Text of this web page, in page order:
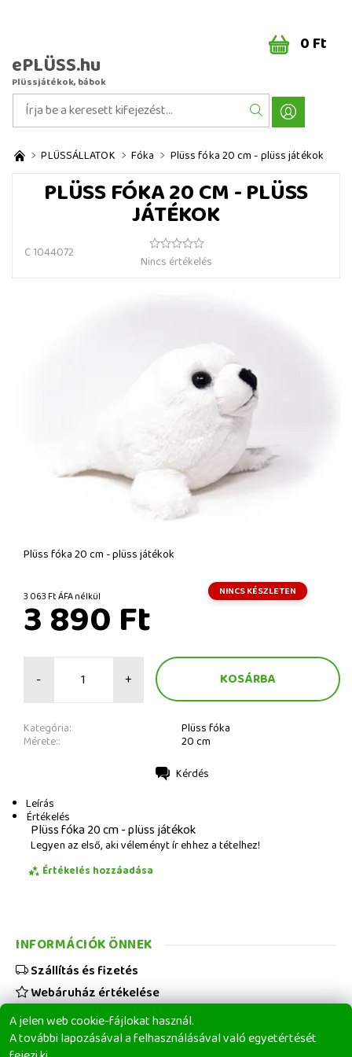
ePLÜSS.hu
Plüssjátékok, bábok
0 Ft
PLÜSSÁLLATOK Fóka Plüss fóka 20 cm - plüss játékok
PLÜSS FÓKA 20 CM - PLÜSS
JÁTÉKOK
C 1044072
Nincs értékelés
Plüss fóka 20 cm - plüss játékok
3 063 Ft ÁFA nélkül NINCS KÉSZLETEN
3 890 Ft
- +
Kategória: Plüss fóka
Mérete:: 20 cm
Kérdés
Leírás
Értékelés
Plüss fóka 20 cm - plüss játékok
Legyen az első, aki véleményt ír ehhez a tételhez!
Értékelés hozzáadása
A jelen web cookie-fájlokat használ.
A további lapozásával a felhasználásával való egyetértését
INFORMÁCIÓK ÖNNEK
Szállítás és fizetés
Webáruház értékelése
Viszonteladóknak
Üzleti feltételek